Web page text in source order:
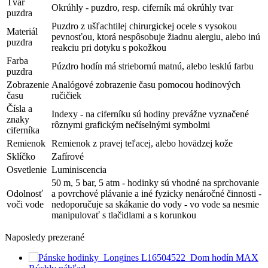
Tvar
puzdra
Okrúhly - puzdro, resp. ciferník má okrúhly tvar
Materiál
puzdra
Puzdro z ušľachtilej chirurgickej ocele s vysokou
pevnosťou, ktorá nespôsobuje žiadnu alergiu, alebo inú
reakciu pri dotyku s pokožkou
Farba
puzdra
Púzdro hodín má striebornú matnú, alebo lesklú farbu
Zobrazenie
času
Analógové zobrazenie času pomocou hodinových
ručičiek
Čísla a
znaky
ciferníka
Indexy - na ciferníku sú hodiny prevážne vyznačené
rôznymi grafickým nečíselnými symbolmi
Remienok Remienok z pravej teľacej, alebo hovädzej kože
Sklíčko
Zafírové
Osvetlenie Luminiscencia
Odolnosť
voči vode
50 m, 5 bar, 5 atm - hodinky sú vhodné na sprchovanie
a povrchové plávanie a iné fyzicky nenáročné činnosti -
nedoporučuje sa skákanie do vody - vo vode sa nesmie
manipulovať s tlačidlami a s korunkou
Naposledy prezerané